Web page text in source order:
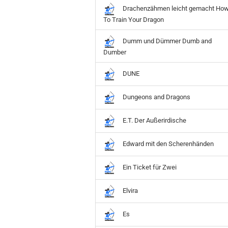
Drachenzähmen leicht gemacht
To Train Your Dragon
Dumm und Dümmer Dumb and
Dumber
DUNE
Dungeons and Dragons
E.T. Der Außerirdische
Edward mit den Scherenhänden
Ein Ticket für Zwei
Elvira
Es